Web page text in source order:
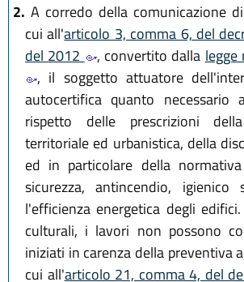
2. A corredo della comunicazione
cui all'articolo 3, comma 6, del
del 2012
, convertito dalla
, il soggetto attuatore
autocertifica quanto necessario
rispetto delle prescrizioni
territoriale ed urbanistica, della
ed in particolare della
sicurezza, antincendio,
l'efficienza energetica degli
culturali, i lavori non possono
iniziati in carenza della preventiva
cui all'articolo 21, comma 4, del